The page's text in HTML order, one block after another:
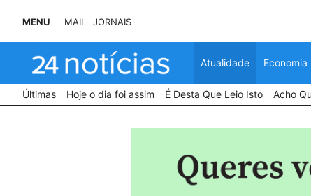
MENU MAIL JORNAIS
Atualidade Economia
Últimas Hoje o dia foi assim É Desta Que Leio Isto Acho